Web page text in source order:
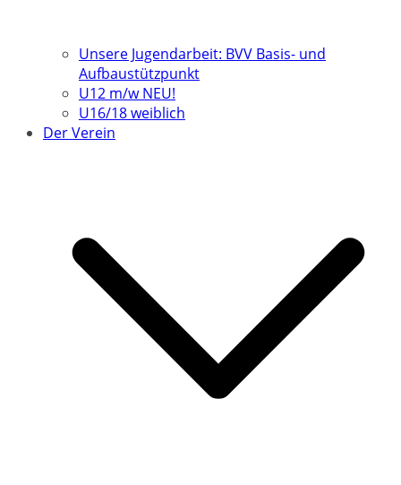
Unsere Jugendarbeit: BVV Basis- und
Aufbaustützpunkt
U12 m/w NEU!
U16/18 weiblich
Der Verein